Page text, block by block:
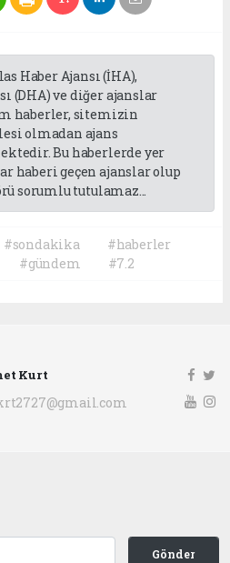
Haber Ajansı (İHA),
(DHA) ve diğer ajanslar
haberler, sitemizin
olmadan ajans
Bu haberlerde yer
haberi geçen ajanslar olup
sorumlu tutulamaz...
#sondakika
#haberler
#gündem #7.2
Kurt
Gönder